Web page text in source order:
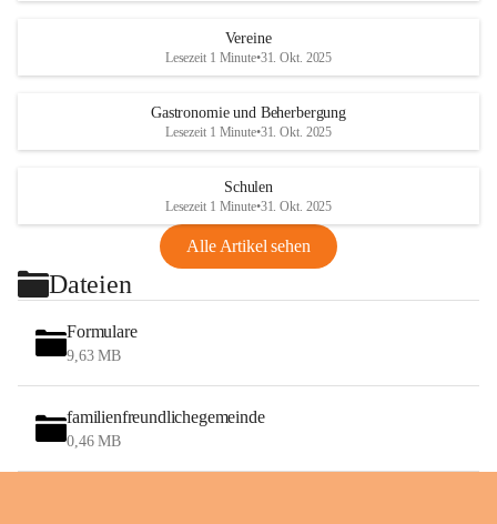
Vereine
Lesezeit 1 Minute•31. Okt. 2025
Gastronomie und Beherbergung
Lesezeit 1 Minute•31. Okt. 2025
Schulen
Lesezeit 1 Minute•31. Okt. 2025
Alle Artikel sehen
Dateien
Formulare
9,63 MB
familienfreundlichegemeinde
0,46 MB